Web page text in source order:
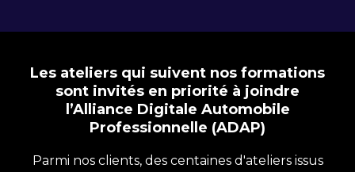
Les ateliers qui suivent nos formations
sont invités en priorité à joindre
l’Alliance Digitale Automobile
Professionnelle (ADAP)
Parmi nos clients, des centaines d'ateliers issus